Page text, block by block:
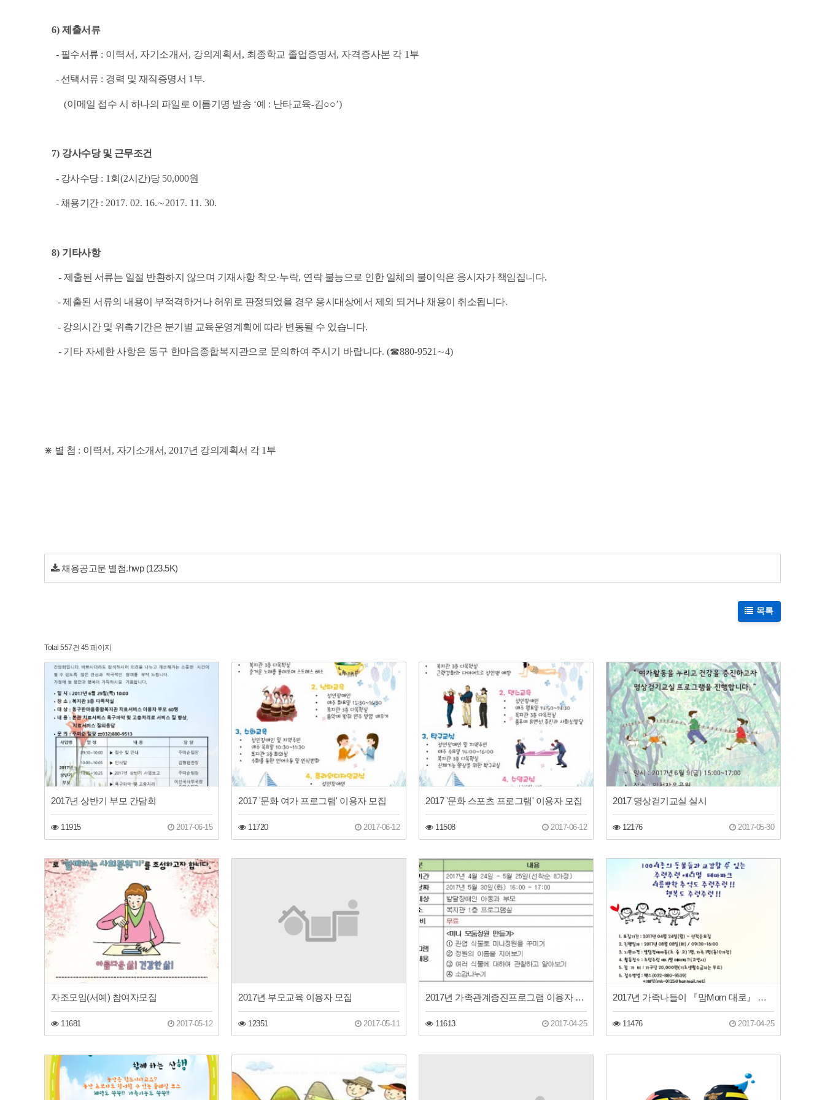
6)제출서류
- 필수서류 : 이력서 , 자기소개서 , 강의계획서 , 최종학교 졸업증명서, 자격증사본 각 1 부
- 선택서류 : 경력 및 재직증명서 1부.
(이메일 접수 시 하나의 파일로 이름기명 발송 ‘예 : 난타교육-김○○’)
7) 강사수당 및 근무조건
- 강사수당 : 1 회 (2시간)당 50,000원
- 채용기간 : 2017. 02. 16.∼2017. 11. 30.
8) 기타사항
- 제출된 서류는 일절 반환하지 않으며 기재사항 착오·누락, 연락 불능으로 인한 일체의 불이익은 응시자가 책임집니다.
- 제출된 서류의 내용이 부적격하거나 허위로 판정되었을 경우 응시대상에서 제외 되거나 채용이 취소됩니다.
- 강의시간 및 위촉기간은 분기별 교육운영계획에 따라 변동될 수 있습니다.
- 기타 자세한 사항은 동구 한마음종합복지관으로 문의하여 주시기 바랍니다.(☎880-9521 ∼4)
⋇ 별 첨 : 이력서 , 자기소개서, 2017년 강의계획서 각 1부
채용공고문 별첨.hwp(123.5K)
목록
Total 557건 45 페이지
2017년 상반기 부모 간담회
11915 2017-06-15
2017 '문화 여가 프로그램' 이용자 모집
11720 2017-06-12
2017 '문화 스포츠 프로그램' 이용자 모집
11508 2017-06-12
2017 명상걷기교실 실시
12176 2017-05-30
자조모임(서예) 참여자모집
11681 2017-05-12
2017년 부모교육 이용자 모집
12351 2017-05-11
2017년 가족관계증진프로그램 이용자 모집
11613 2017-04-25
2017년 가족나들이 『맘Mom 대로』 참가자 모집
11476 2017-04-25